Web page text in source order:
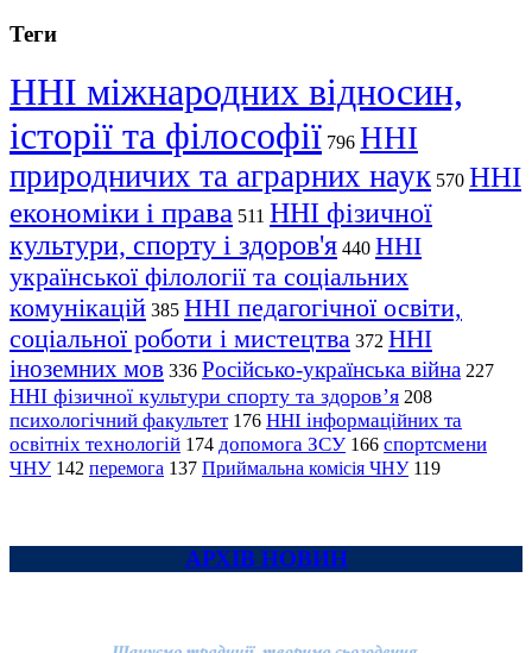
Теги
ННІ міжнародних відносин,
історії та філософії 796 ННІ
природничих та аграрних наук 570 ННІ
економіки і права 511 ННІ фізичної
культури, спорту і здоров'я 440 ННІ
української філології та соціальних
комунікацій 385 ННІ педагогічної освіти,
соціальної роботи і мистецтва 372 ННІ
іноземних мов 336 Російсько-українська війна 227
ННІ фізичної культури спорту та здоров’я 208
психологічний факультет 176 ННІ інформаційних та
освітніх технологій 174 допомога ЗСУ 166 спортсмени
ЧНУ 142 перемога 137 Приймальна комісія ЧНУ 119
АРХІВ НОВИН